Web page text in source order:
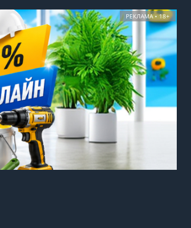
РЕКЛАМА • 18+